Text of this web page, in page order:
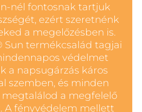
nél fontosnak tartjuk
ezért szeretnénk
a megelőzésben is.
Sun termékcsalád tagjai
védelmet
a napsugárzás káros
szemben, és minden
a megfelelő
A fényvédelem mellett